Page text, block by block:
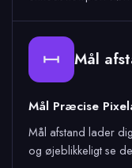
Mål
Mål Præcise
Mål afstand lader
og øjeblikkeligt se